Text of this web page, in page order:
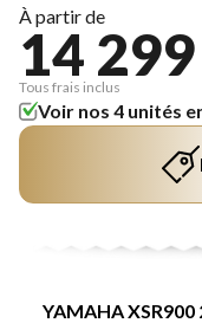
À partir de
14
Tous frais inclus
Voir nos 4 unités
YAMAHA XSR900